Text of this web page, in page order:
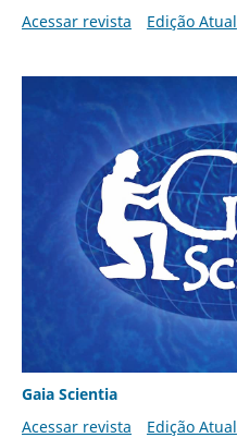
Acessar revista
Edição Atual
Gaia Scientia
Acessar revista
Edição Atual